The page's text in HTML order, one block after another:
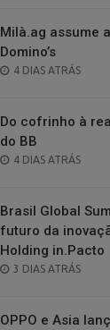
Milà.ag assume
Domino’s
POSTED
4 DIAS ATRÁS
Do cofrinho à
do BB
POSTED
4 DIAS ATRÁS
Brasil Global
futuro da
Holding in.Pacto
POSTED
3 DIAS ATRÁS
OPPO e Asia